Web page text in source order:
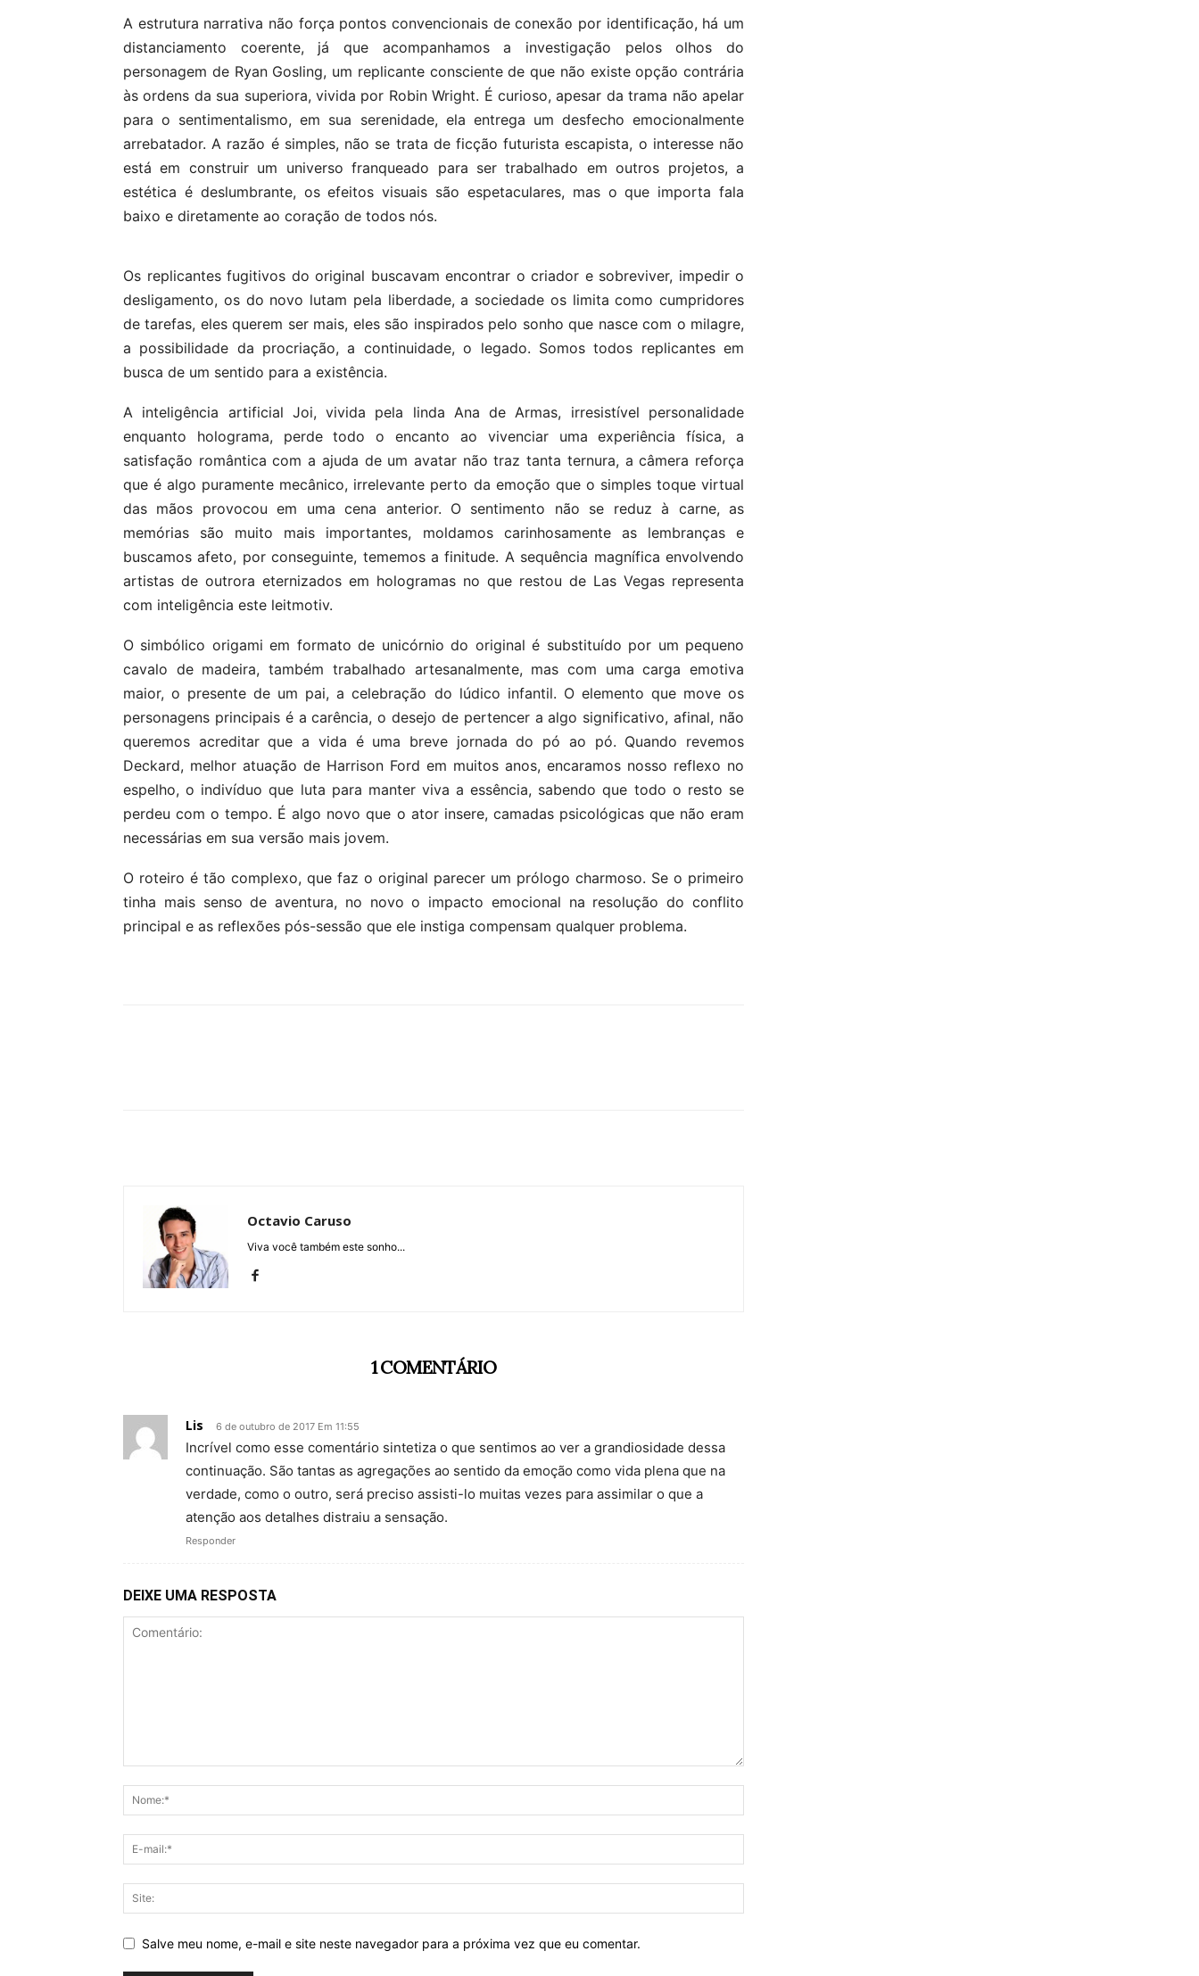
A estrutura narrativa não força pontos convencionais de conexão por identificação, há um
distanciamento coerente, já que acompanhamos a investigação pelos olhos do
personagem de Ryan Gosling, um replicante consciente de que não existe opção contrária
às ordens da sua superiora, vivida por Robin Wright. É curioso, apesar da trama não apelar
para o sentimentalismo, em sua serenidade, ela entrega um desfecho emocionalmente
arrebatador. A razão é simples, não se trata de ficção futurista escapista, o interesse não
está em construir um universo franqueado para ser trabalhado em outros projetos, a
estética é deslumbrante, os efeitos visuais são espetaculares, mas o que importa fala
baixo e diretamente ao coração de todos nós.
Os replicantes fugitivos do original buscavam encontrar o criador e sobreviver, impedir o
desligamento, os do novo lutam pela liberdade, a sociedade os limita como cumpridores
de tarefas, eles querem ser mais, eles são inspirados pelo sonho que nasce com o milagre,
a possibilidade da procriação, a continuidade, o legado. Somos todos replicantes em
busca de um sentido para a existência.
A inteligência artificial Joi, vivida pela linda Ana de Armas, irresistível personalidade
enquanto holograma, perde todo o encanto ao vivenciar uma experiência física, a
satisfação romântica com a ajuda de um avatar não traz tanta ternura, a câmera reforça
que é algo puramente mecânico, irrelevante perto da emoção que o simples toque virtual
das mãos provocou em uma cena anterior. O sentimento não se reduz à carne, as
memórias são muito mais importantes, moldamos carinhosamente as lembranças e
buscamos afeto, por conseguinte, tememos a finitude. A sequência magnífica envolvendo
artistas de outrora eternizados em hologramas no que restou de Las Vegas representa
com inteligência este leitmotiv.
O simbólico origami em formato de unicórnio do original é substituído por um pequeno
cavalo de madeira, também trabalhado artesanalmente, mas com uma carga emotiva
maior, o presente de um pai, a celebração do lúdico infantil. O elemento que move os
personagens principais é a carência, o desejo de pertencer a algo significativo, afinal, não
queremos acreditar que a vida é uma breve jornada do pó ao pó. Quando revemos
Deckard, melhor atuação de Harrison Ford em muitos anos, encaramos nosso reflexo no
espelho, o indivíduo que luta para manter viva a essência, sabendo que todo o resto se
perdeu com o tempo. É algo novo que o ator insere, camadas psicológicas que não eram
necessárias em sua versão mais jovem.
O roteiro é tão complexo, que faz o original parecer um prólogo charmoso. Se o primeiro
tinha mais senso de aventura, no novo o impacto emocional na resolução do conflito
principal e as reflexões pós-sessão que ele instiga compensam qualquer problema.
Octavio Caruso
Viva você também este sonho...
1 COMENTÁRIO
Lis 6 de outubro de 2017 Em 11:55
Incrível como esse comentário sintetiza o que sentimos ao ver a grandiosidade dessa
continuação. São tantas as agregações ao sentido da emoção como vida plena que na
verdade, como o outro, será preciso assisti-lo muitas vezes para assimilar o que a
atenção aos detalhes distraiu a sensação.
Responder
DEIXE UMA RESPOSTA
Salve meu nome, e-mail e site neste navegador para a próxima vez que eu comentar.